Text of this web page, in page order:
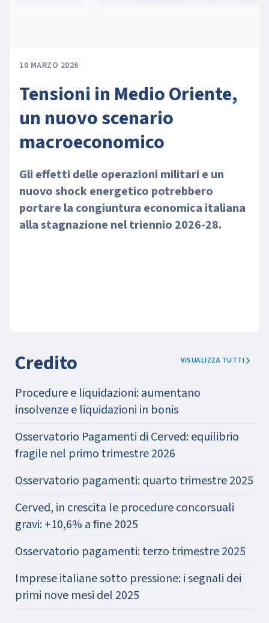
10 MARZO 2026
Tensioni in Medio Oriente,
un nuovo scenario
macroeconomico
Gli effetti delle operazioni militari e un
nuovo shock energetico potrebbero
portare la congiuntura economica italiana
alla stagnazione nel triennio 2026-28.
Credito VISUALIZZA TUTTI
Procedure e liquidazioni: aumentano
insolvenze e liquidazioni in bonis
Osservatorio Pagamenti di Cerved: equilibrio
fragile nel primo trimestre 2026
Osservatorio pagamenti: quarto trimestre 2025
Cerved, in crescita le procedure concorsuali
gravi: +10,6% a fine 2025
Osservatorio pagamenti: terzo trimestre 2025
Imprese italiane sotto pressione: i segnali dei
primi nove mesi del 2025